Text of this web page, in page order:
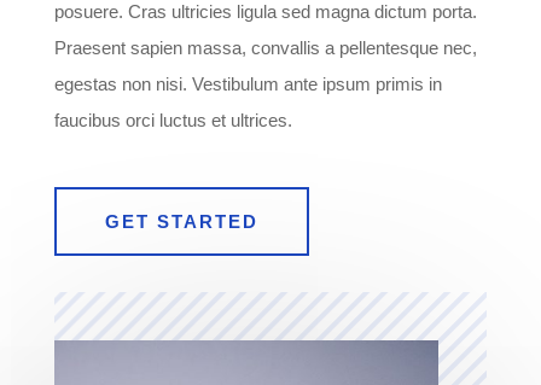
posuere. Cras ultricies ligula sed magna dictum porta.
Praesent sapien massa, convallis a pellentesque nec,
egestas non nisi. Vestibulum ante ipsum primis in
faucibus orci luctus et ultrices.
GET STARTED